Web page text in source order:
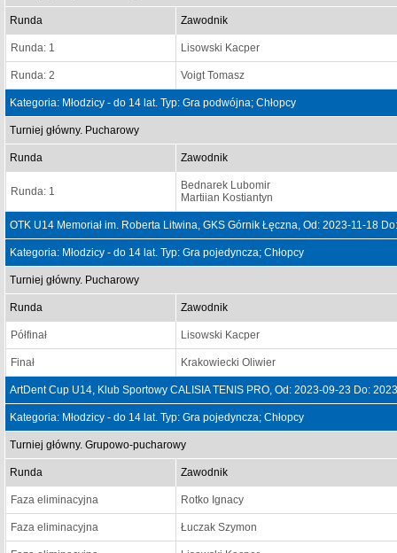
Runda Zawodnik
Runda: 1 Lisowski Kacper
Runda: 2 Voigt Tomasz
Kategoria: Młodzicy - do 14 lat. Typ: Gra podwójna; Chłopcy
Turniej główny. Pucharowy
Runda Zawodnik
Runda: 1
Bednarek Lubomir
Martiian Kostiantyn
OTK U14 Memoriał im. Roberta Litwina, GKS Górnik Łęczna, Od: 2023-11-18
Kategoria: Młodzicy - do 14 lat. Typ: Gra pojedyncza; Chłopcy
Turniej główny. Pucharowy
Runda Zawodnik
Półfinał Lisowski Kacper
Finał Krakowiecki Oliwier
ArtDent Cup U14, Klub Sportowy CALISIA TENIS PRO, Od: 2023-09-23 Do:
Kategoria: Młodzicy - do 14 lat. Typ: Gra pojedyncza; Chłopcy
Turniej główny. Grupowo-pucharowy
Runda Zawodnik
Faza eliminacyjna Rotko Ignacy
Faza eliminacyjna Łuczak Szymon